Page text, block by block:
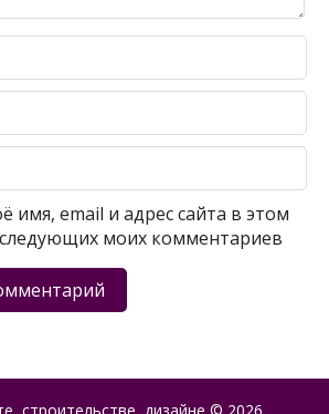
имя, email и адрес сайта в этом
моих комментариев